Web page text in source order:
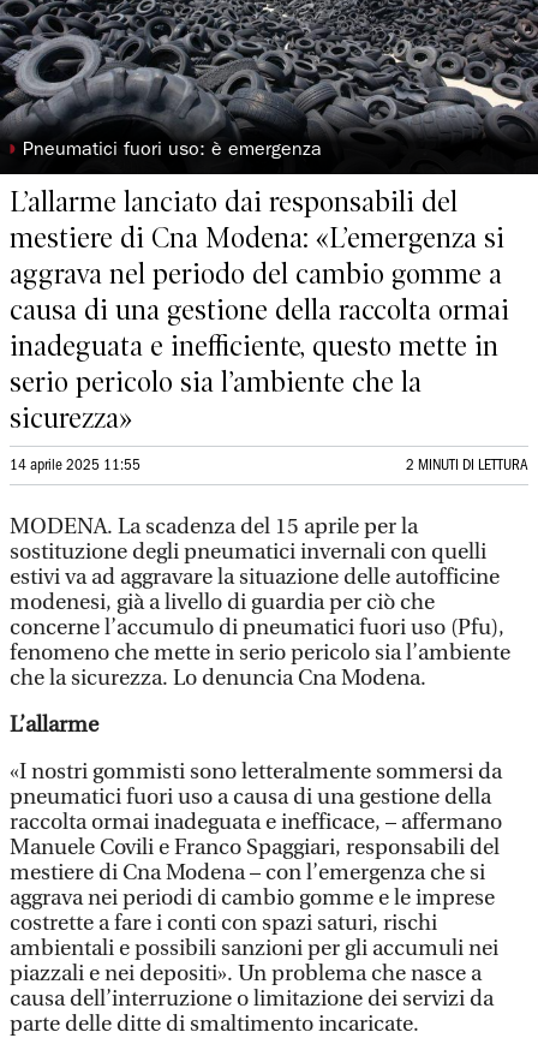
◗ Pneumatici fuori uso: è emergenza
L’allarme lanciato dai responsabili del
mestiere di Cna Modena: «L’emergenza si
aggrava nel periodo del cambio gomme a
causa di una gestione della raccolta ormai
inadeguata e inefficiente, questo mette in
serio pericolo sia l’ambiente che la
sicurezza»
14 aprile 2025 11:55 2 MINUTI DI LETTURA
MODENA. La scadenza del 15 aprile per la
sostituzione degli pneumatici invernali con quelli
estivi va ad aggravare la situazione delle autofficine
modenesi, già a livello di guardia per ciò che
concerne l’accumulo di pneumatici fuori uso (Pfu),
fenomeno che mette in serio pericolo sia l’ambiente
che la sicurezza. Lo denuncia Cna Modena.
L’allarme
«I nostri gommisti sono letteralmente sommersi da
pneumatici fuori uso a causa di una gestione della
raccolta ormai inadeguata e inefficace, – affermano
Manuele Covili e Franco Spaggiari, responsabili del
mestiere di Cna Modena – con l’emergenza che si
aggrava nei periodi di cambio gomme e le imprese
costrette a fare i conti con spazi saturi, rischi
ambientali e possibili sanzioni per gli accumuli nei
piazzali e nei depositi». Un problema che nasce a
causa dell’interruzione o limitazione dei servizi da
parte delle ditte di smaltimento incaricate.